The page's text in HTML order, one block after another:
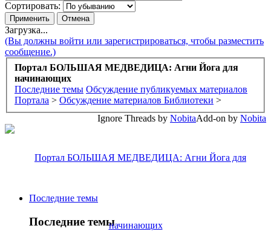
Сортировать:
Загрузка...
(Вы должны войти или зарегистрироваться, чтобы разместить
сообщение.)
Портал БОЛЬШАЯ МЕДВЕДИЦА: Агни Йога для
начинающих
Последние темы Обсуждение публикуемых материалов
Портала > Обсуждение материалов Библиотеки >
Add-on by Nobita
Ignore Threads by Nobita
Последние темы
Последние темы